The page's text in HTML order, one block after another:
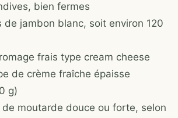
bien fermes
de jambon blanc, soit environ 120
frais type cream cheese
de crème fraîche épaisse
g)
de moutarde douce ou forte, selon